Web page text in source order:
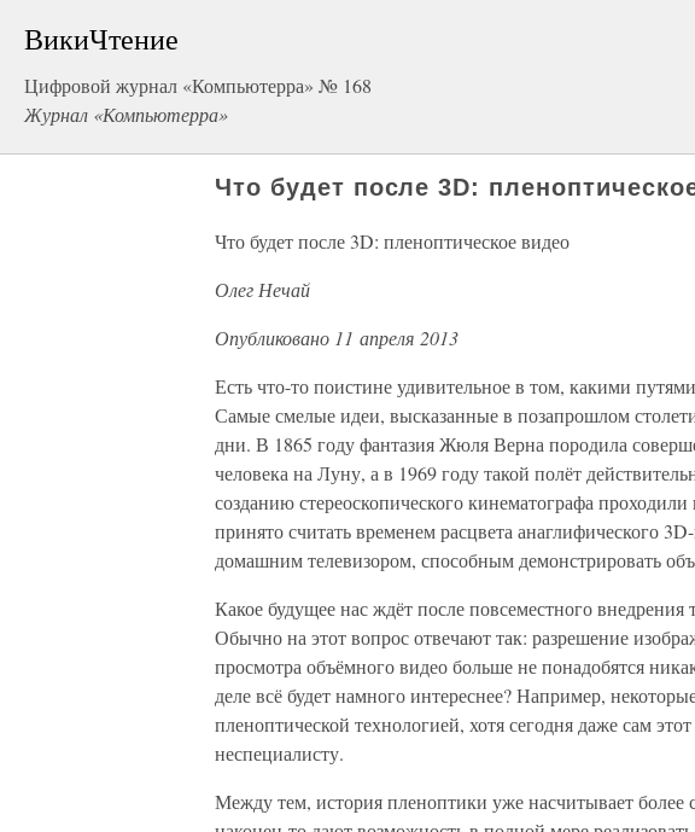
ВикиЧтение
Цифровой журнал «Компьютерра» № 168
Журнал «Компьютерра»
Что будет после 3D:
Что будет после 3D: пленоптическое видео
Олег Нечай
Опубликовано 11 апреля 2013
Есть что-то поистине удивительное в том, какими
Самые смелые идеи, высказанные в позапрошлом
дни. В 1865 году фантазия Жюля Верна породила
человека на Луну, а в 1969 году такой полёт
созданию стереоскопического кинематографа
принято считать временем расцвета анаглифического
домашним телевизором, способным демонстрировать
Какое будущее нас ждёт после повсеместного
Обычно на этот вопрос отвечают так: разрешение
просмотра объёмного видео больше не понадобятся
деле всё будет намного интереснее? Например,
пленоптической технологией, хотя сегодня даже сам
неспециалисту.
Между тем, история пленоптики уже насчитывает более